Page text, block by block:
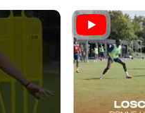
Бенталеб уходит с
Mbappe
Айель Мукау уходит с
Жиру
на половине поля